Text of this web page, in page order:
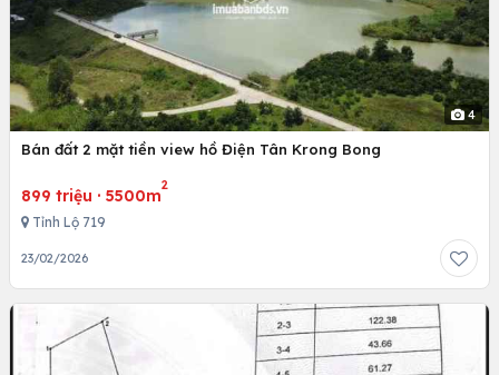
4
Bán đất 2 mặt tiền view hồ Điện Tân Krong Bong
899 triệu · 5500m
2
Tỉnh Lộ 719
23/02/2026